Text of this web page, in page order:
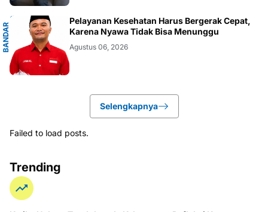
B
A
N
D
A
R
L
A
M
P
U
N
Pelayanan Kesehatan Harus Bergerak Cepat,
Karena Nyawa Tidak Bisa Menunggu
Agustus 06, 2026
Selengkapnya
Failed to load posts.
Trending